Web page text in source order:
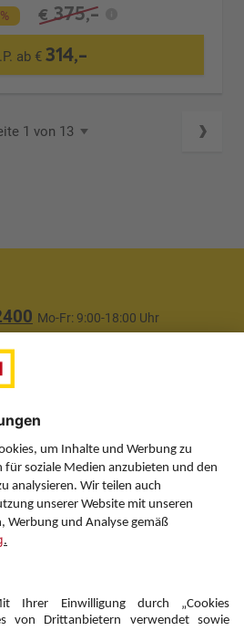
€ 375,-
ab €314,-
1 von 13
Mo-Fr: 9:00-18:00 Uhr
auf